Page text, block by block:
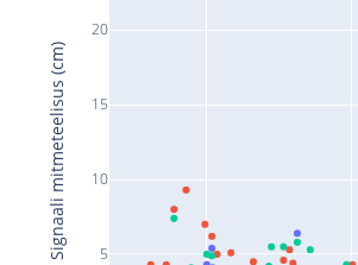
5
10
15
20
Signaali mitmeteelisus (cm)